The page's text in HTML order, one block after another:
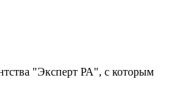
"Эксперт РА", с которым